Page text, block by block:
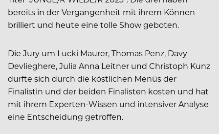
bereits in der Vergangenheit mit ihrem Können
brilliert und heute eine tolle Show geboten.
Die Jury um Lucki Maurer, Thomas Penz, Davy
Devlieghere, Julia Anna Leitner und Christoph Kunz
durfte sich durch die köstlichen Menüs der
Finalistin und der beiden Finalisten kosten und hat
mit ihrem Experten-Wissen und intensiver Analyse
eine Entscheidung getroffen.